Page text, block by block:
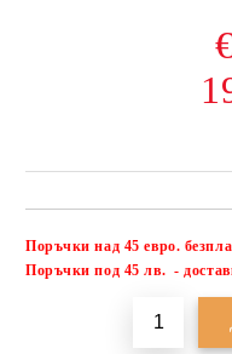
Поръчки над 45 евро.
Поръчки под 45 лв. -